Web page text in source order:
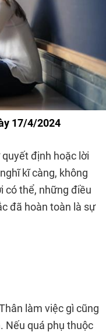
17/4/2024
định hoặc lời
kĩ càng, không
có thể, những điều
đã hoàn toàn là sự
làm việc gì cũng
Nếu quá phụ thuộc